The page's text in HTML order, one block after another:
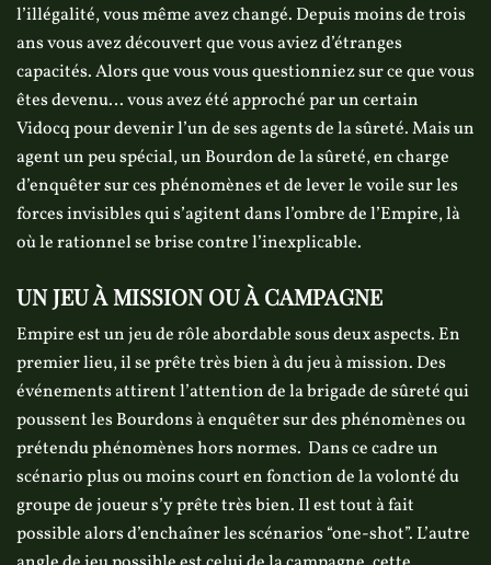
l’illégalité, vous même avez changé. Depuis moins de trois
ans vous avez découvert que vous aviez d’étranges
capacités. Alors que vous vous questionniez sur ce que vous
êtes devenu… vous avez été approché par un certain
Vidocq pour devenir l’un de ses agents de la sûreté. Mais un
agent un peu spécial, un Bourdon de la sûreté, en charge
d’enquêter sur ces phénomènes et de lever le voile sur les
forces invisibles qui s’agitent dans l’ombre de l’Empire, là
où le rationnel se brise contre l’inexplicable.
UN JEU À MISSION OU À CAMPAGNE
Empire est un jeu de rôle abordable sous deux aspects. En
premier lieu, il se prête très bien à du jeu à mission. Des
événements attirent l’attention de la brigade de sûreté qui
poussent les Bourdons à enquêter sur des phénomènes ou
prétendu phénomènes hors normes. Dans ce cadre un
scénario plus ou moins court en fonction de la volonté du
groupe de joueur s’y prête très bien. Il est tout à fait
possible alors d’enchaîner les scénarios “one-shot”. L’autre